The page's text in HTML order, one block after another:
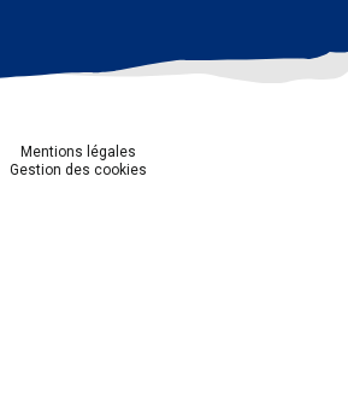
Mentions légales
Gestion des cookies